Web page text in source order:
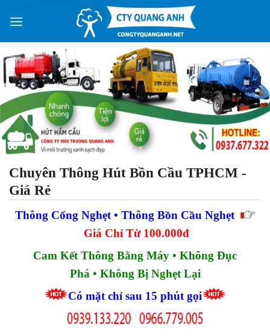
Chuyên Thông Hút Bồn Cầu TPHCM -
Giá Rẻ
Thông Cống Nghẹt • Thông Bồn Cầu Nghẹt
Giá Chỉ Từ 100.000đ
Cam Kết Thông Bằng Máy • Không Đục
Phá • Không Bị Nghẹt Lại
Có mặt chỉ sau 15 phút gọi